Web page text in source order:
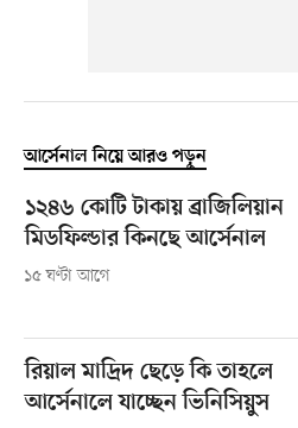
আর্সেনাল নিয়ে আরও পড়ুন
১২৪৬ কোটি টাকায় ব্রাজিলিয়ান
মিডফিল্ডার কিনছে আর্সেনাল
১৫ ঘণ্টা আগে
রিয়াল মাদ্রিদ ছেড়ে কি তাহলে
আর্সেনালে যাচ্ছেন ভিনিসিয়ুস